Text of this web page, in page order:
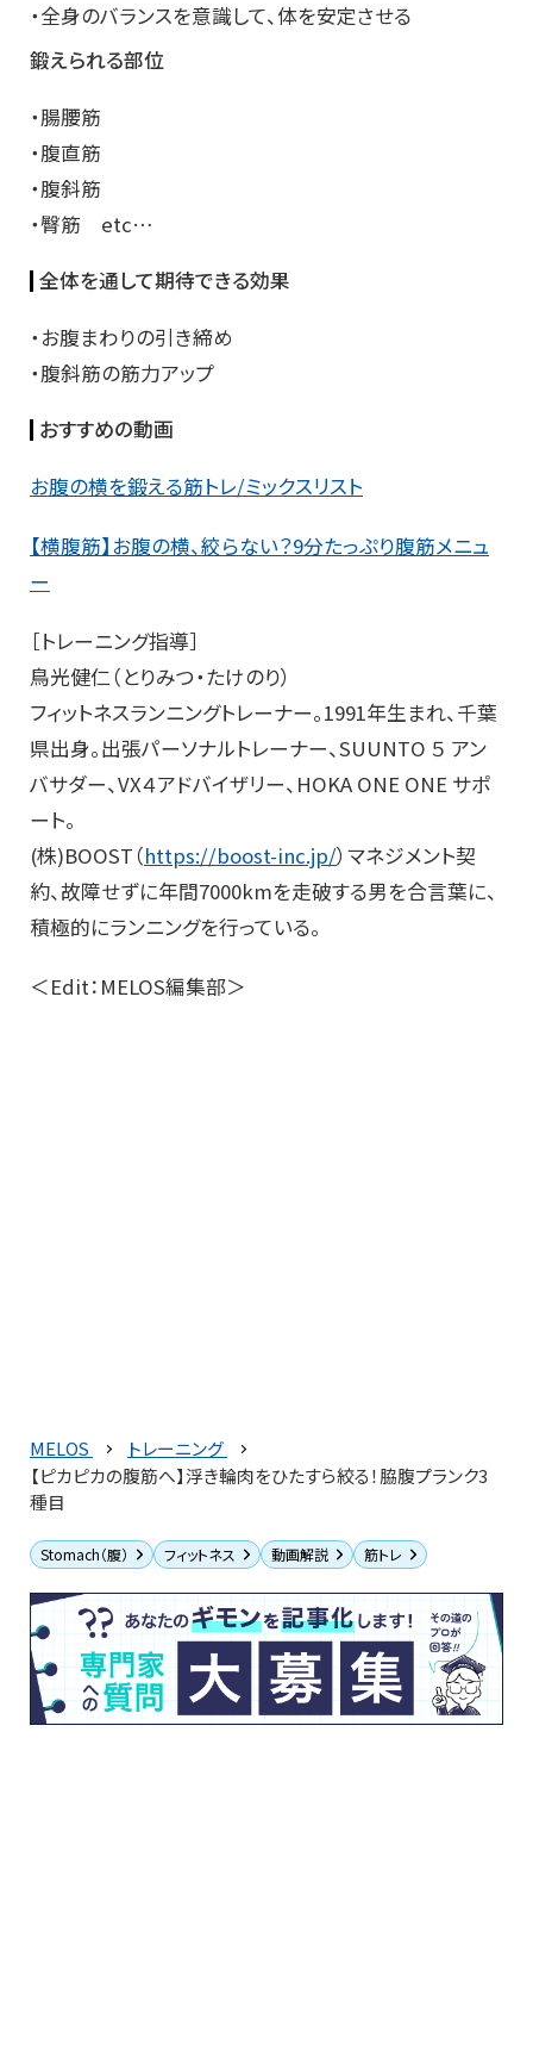
・全身のバランスを意識して、体を安定させる
鍛えられる部位
・腸腰筋
・腹直筋
・腹斜筋
・臀筋 etc…
全体を通して期待できる効果
・お腹まわりの引き締め
・腹斜筋の筋力アップ
おすすめの動画
お腹の横を鍛える筋トレ/ミックスリスト
【横腹筋】お腹の横、絞らない？9分たっぷり腹筋メニュ
ー
［トレーニング指導］
鳥光健仁（とりみつ・たけのり）
フィットネスランニングトレーナー。1991年生まれ、千葉
県出身。出張パーソナルトレーナー、SUUNTO ５ アン
バサダー、VX４アドバイザリー、HOKA ONE ONE サポ
ート。
(株)BOOST（https://boost-inc.jp/）マネジメント契
約、故障せずに年間7000kmを走破する男を合言葉に、
積極的にランニングを行っている。
＜Edit：MELOS編集部＞
MELOS
トレーニング
【ピカピカの腹筋へ】浮き輪肉をひたすら絞る！脇腹プランク3
種目
Stomach（腹） フィットネス 動画解説 筋トレ